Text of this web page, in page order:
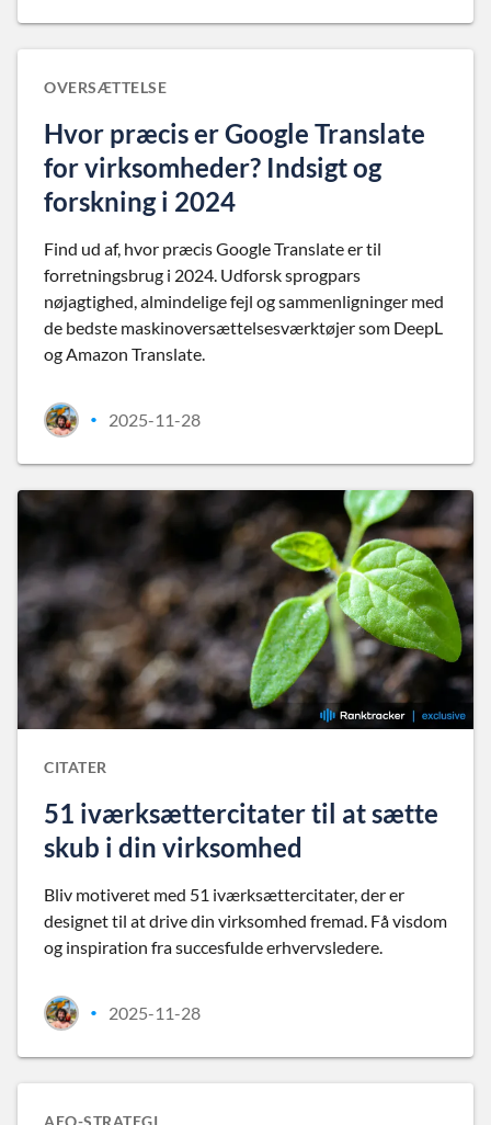
OVERSÆTTELSE
Hvor præcis er Google Translate
for virksomheder? Indsigt og
forskning i 2024
Find ud af, hvor præcis Google Translate er til
forretningsbrug i 2024. Udforsk sprogpars
nøjagtighed, almindelige fejl og sammenligninger med
de bedste maskinoversættelsesværktøjer som DeepL
og Amazon Translate.
• 2025-11-28
CITATER
51 iværksættercitater til at sætte
skub i din virksomhed
Bliv motiveret med 51 iværksættercitater, der er
designet til at drive din virksomhed fremad. Få visdom
og inspiration fra succesfulde erhvervsledere.
• 2025-11-28